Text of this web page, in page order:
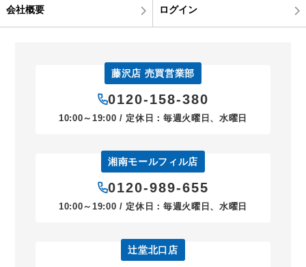
会社概要 ログイン
藤沢店 売買営業部
0120-158-380
10:00～19:00 / 定休日：毎週火曜日、水曜日
湘南モールフィル店
0120-989-655
10:00～19:00 / 定休日：毎週火曜日、水曜日
辻堂北口店